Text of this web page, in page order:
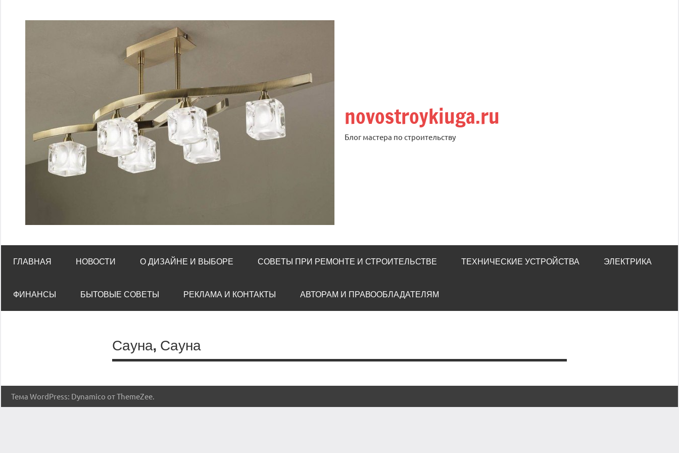
novostroykiuga.ru
Блог мастера по строительству
ГЛАВНАЯ НОВОСТИ О ДИЗАЙНЕ И ВЫБОРЕ СОВЕТЫ ПРИ РЕМОНТЕ И СТРОИТЕЛЬСТВЕ ТЕХНИЧЕСКИЕ УСТРОЙСТВА ЭЛЕКТРИКА
ФИНАНСЫ БЫТОВЫЕ СОВЕТЫ РЕКЛАМА И КОНТАКТЫ АВТОРАМ И ПРАВООБЛАДАТЕЛЯМ
Сауна, Сауна
Тема WordPress: Dynamico от ThemeZee.